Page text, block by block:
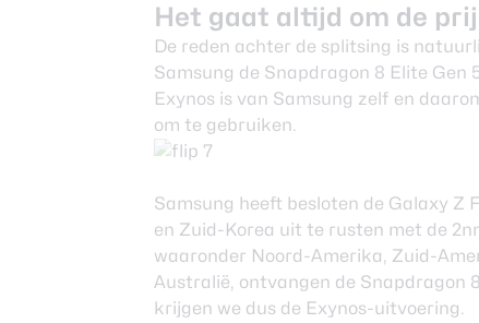
Het gaat altijd om de
De reden achter de splitsing is
Samsung de Snapdragon 8 Elite Gen
Exynos is van Samsung zelf en
om te gebruiken.
Samsung heeft besloten de Galaxy Z
en Zuid-Korea uit te rusten met de
waaronder Noord-Amerika, Zuid-
Australië, ontvangen de Snapdragon
krijgen we dus de Exynos-uitvoering.